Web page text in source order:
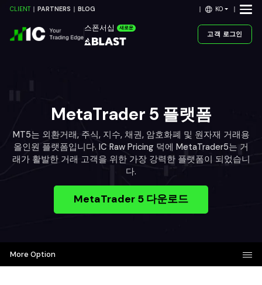
CLIENT PARTNERS BLOG KO
스폰서십 새로운
고객 로그인
MetaTrader 5 플랫폼
MT5는 외환거래, 주식, 지수, 채권, 암호화폐 및 원자재 거래용
올인원 플랫폼입니다. IC Raw Pricing 덕에 MetaTrader5는 거
래가 활발한 거래 고객을 위한 가장 강력한 플랫폼이 되었습니
다.
MetaTrader 5 다운로드
More Option